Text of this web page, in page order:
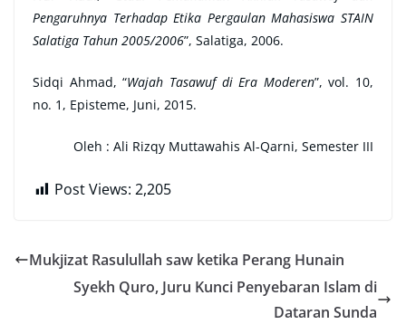
Pengaruhnya Terhadap Etika Pergaulan Mahasiswa STAIN
Salatiga Tahun 2005/2006”, Salatiga, 2006.
Sidqi Ahmad, “Wajah Tasawuf di Era Moderen”, vol. 10,
no. 1, Episteme, Juni, 2015.
Oleh : Ali Rizqy Muttawahis Al-Qarni, Semester III
Post Views: 2,205
Mukjizat Rasulullah saw ketika Perang Hunain
Syekh Quro, Juru Kunci Penyebaran Islam di
Dataran Sunda